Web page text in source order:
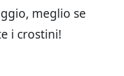
meglio se
i crostini!